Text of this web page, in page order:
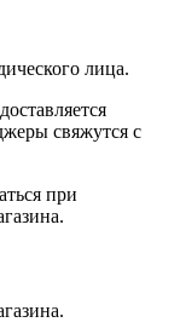
лица.
свяжутся с
при